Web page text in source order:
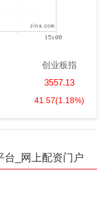
创业板指
3557.13
41.57(1.18%)
台_网上配资门户